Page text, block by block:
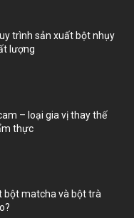
trình sản xuất bột nhụy
lượng
– loại gia vị thay thế
thực
bột matcha và bột trà